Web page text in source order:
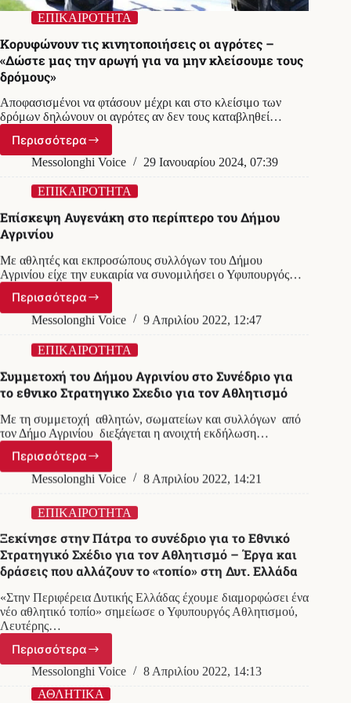
ΕΠΙΚΑΙΡΟΤΗΤΑ
Κορυφώνουν τις κινητοποιήσεις οι αγρότες –
«Δώστε μας την αρωγή για να μην κλείσουμε τους
δρόμους»
Αποφασισμένοι να φτάσουν μέχρι και στο κλείσιμο των
δρόμων δηλώνουν οι αγρότες αν δεν τους καταβληθεί…
ΠερισσότεραΚορυφώνουν
τις
οι
–
την
αρωγή
για
να
μην
κλείσουμε
τους
δρόμους»
Messolonghi Voice 29 Ιανουαρίου 2024, 07:39
ΕΠΙΚΑΙΡΟΤΗΤΑ
Επίσκεψη Αυγενάκη στο περίπτερο του Δήμου
Αγρινίου
Με αθλητές και εκπροσώπους συλλόγων του Δήμου
Αγρινίου είχε την ευκαιρία να συνομιλήσει ο Υφυπουργός…
Περισσότερα
Επίσκεψη
Αυγενάκη
περίπτερο
Δήμου
Αγρινίου
Messolonghi Voice 9 Απριλίου 2022, 12:47
ΕΠΙΚΑΙΡΟΤΗΤΑ
Συμμετοχή του Δήμου Αγρινίου στο Συνέδριο για
το εθνικο Στρατηγικο Σχεδιο για τον Αθλητισμό
Με τη συμμετοχή αθλητών, σωματείων και συλλόγων από
τον Δήμο Αγρινίου διεξάγεται η ανοιχτή εκδήλωση…
Περισσότερα
Συμμετοχή
του
Δήμου
Αγρινίου
στο
Συνέδριο
για
το
εθνικο
Στρατηγικο
Σχεδιο
για
Αθλητισμό
Messolonghi Voice 8 Απριλίου 2022, 14:21
ΕΠΙΚΑΙΡΟΤΗΤΑ
Ξεκίνησε στην Πάτρα το συνέδριο για το Εθνικό
Στρατηγικό Σχέδιο για τον Αθλητισμό – Έργα και
δράσεις που αλλάζουν το «τοπίο» στη Δυτ. Ελλάδα
«Στην Περιφέρεια Δυτικής Ελλάδας έχουμε διαμορφώσει ένα
νέο αθλητικό τοπίο» σημείωσε ο Υφυπουργός Αθλητισμού,
Λευτέρης…
Περισσότερα
Ξεκίνησε
στην
Πάτρα
το
Messolonghi Voice 8 Απριλίου 2022, 14:13
ΑΘΛΗΤΙΚΑ